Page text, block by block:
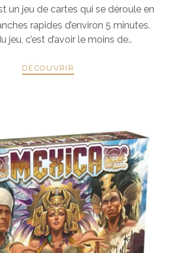
un jeu de cartes qui se déroule en
rapides d’environ 5 minutes.
jeu, c’est d’avoir le moins de..
DÉCOUVRIR